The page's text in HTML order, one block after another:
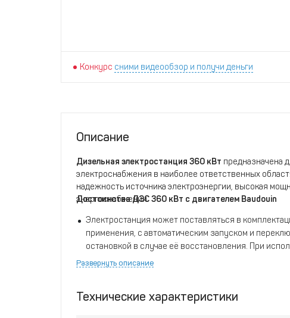
Конкурс сними видеообзор и получи деньги
Описание
Дизельная электростанция 360 кВт предназначена
электроснабжения в наиболее ответственных
надежность источника электроэнергии, высокая
энергоснабжении.
Достоинства ДЭС 360 кВт с двигателем Baudouin
Электростанция может поставляться в
применения, с автоматическим запуском и
остановкой в случае её восстановления. При
электростанция штатно комплектуется
предупреждение оператора и защиту
Развернуть описание
Технические характеристики